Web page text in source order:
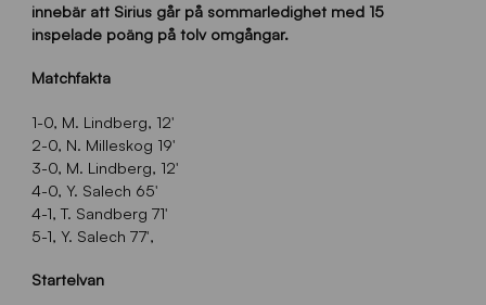
innebär att Sirius går på sommarledighet med 15
inspelade poäng på tolv omgångar.
Matchfakta
1-0, M. Lindberg, 12′
2-0, N. Milleskog 19′
3-0, M. Lindberg, 12′
4-0, Y. Salech 65′
4-1, T. Sandberg 71′
5-1, Y. Salech 77′,
Startelvan